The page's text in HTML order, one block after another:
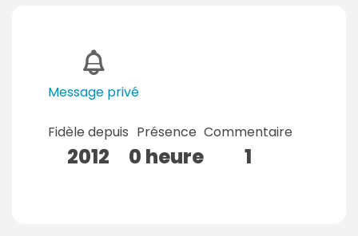
Message privé
Fidèle depuis
2012
Présence
0 heure
Commentaire
1